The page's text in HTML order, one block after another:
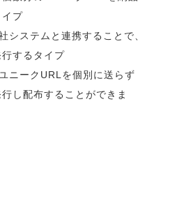
イプ
システムと連携することで、
するタイプ
ニークURLを個別に送らず
し配布することができま